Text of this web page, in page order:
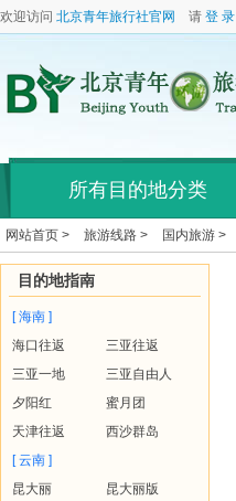
欢迎访问 北京青年旅行社官网 请 登 录
所有目的地分类
网站首页 > 旅游线路 > 国内旅游 >
目的地指南
[ 海南 ]
海口往返
三亚往返
三亚一地
三亚自由人
夕阳红
蜜月团
天津往返
西沙群岛
[ 云南 ]
昆大丽
昆大丽版